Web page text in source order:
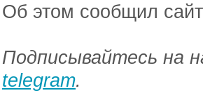
Об этом сообщил
Подписывайтесь на
telegram.